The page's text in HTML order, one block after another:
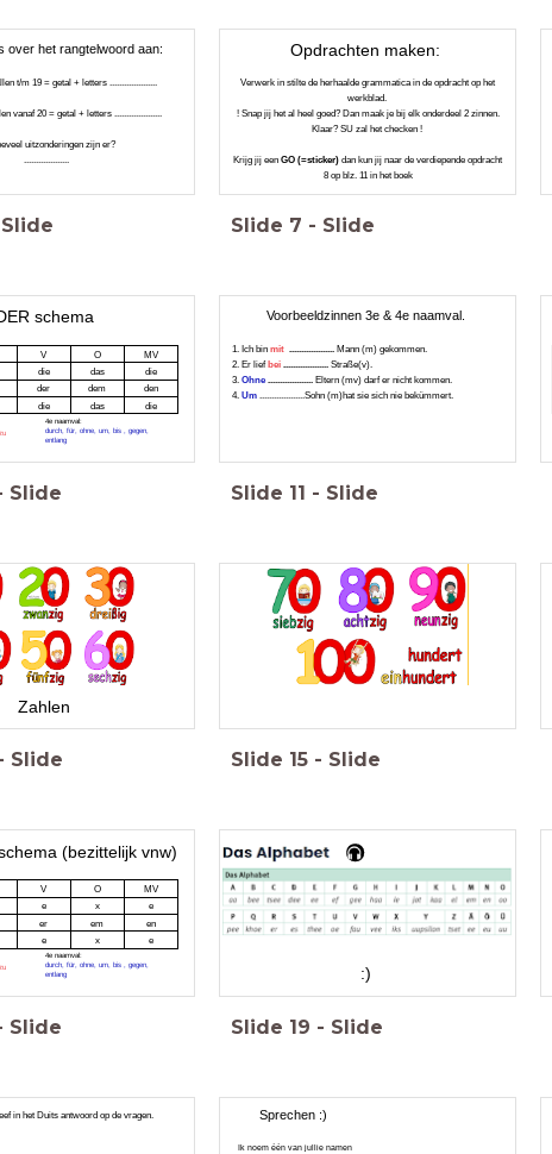
over het rangtelwoord aan:
t/m 19 = getal + letters ....................
vanaf 20 = getal + letters ....................
uitzonderingen zijn er?
Slide
Opdrachten maken:
Verwerk in stilte de herhaalde grammatica in de opdracht op het
werkblad.
! Snap jij het al heel goed? Dan maak je bij elk onderdeel 2 zinnen.
Klaar? SU zal het checken !
Krijg jij een GO (=sticker) dan kun jij naar de verdiepende opdracht
8 op blz. 11 in het boek
Slide 7 - Slide
schema
V O
MV
die das
die
der dem
den
die das die
4e naamval:
durch, für, ohne, um, bis , gegen,
entlang
Slide
Voorbeeldzinnen 3e & 4e naamval.
1. Ich bin mit ...................Mann (m) gekommen.
2. Er liefbei...................Straße(v).
3. Ohne ................... Eltern (mv) darf er nicht kommen.
4. Um ...................Sohn (m)hat sie sich nie bekümmert.
Slide 11 - Slide
Zahlen
Slide Slide 15 - Slide
(bezittelijk vnw)
V O
MV
e x
e
er em
en
e x e
4e naamval:
durch, für, ohne, um, bis , gegen,
entlang
Slide
:)
Slide 19 - Slide
in het Duits antwoord op de vragen. Sprechen :)
Ik noem één van jullie namen